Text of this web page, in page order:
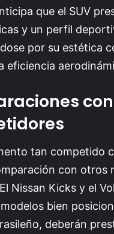
que el SUV
y un perfil
por su estética
eficiencia
con
tan competido
con otros
Nissan Kicks y el
bien
deberán